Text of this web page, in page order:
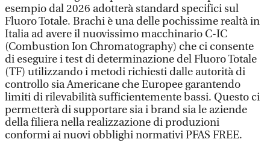
esempio dal 2026 adotterà standard specifici sul
Fluoro Totale. Brachi è una delle pochissime realtà in
Italia ad avere il nuovissimo macchinario C-IC
(Combustion Ion Chromatography) che ci consente
di eseguire i test di determinazione del Fluoro Totale
(TF) utilizzando i metodi richiesti dalle autorità di
controllo sia Americane che Europee garantendo
limiti di rilevabilità sufficientemente bassi. Questo ci
permetterà di supportare sia i brand sia le aziende
della filiera nella realizzazione di produzioni
conformi ai nuovi obblighi normativi PFAS FREE.